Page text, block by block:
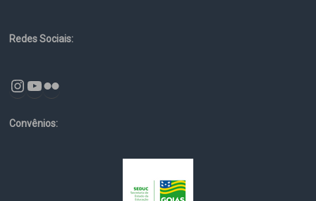
Redes Sociais:
Instagram
YouTube
Flickr
Convênios: